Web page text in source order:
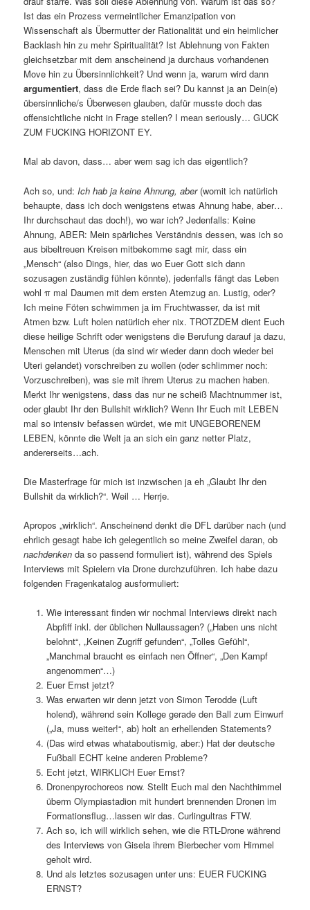
Ist das ein Prozess vermeintlicher Emanzipation von
Wissenschaft als Übermutter der Rationalität und ein heimlicher
Backlash hin zu mehr Spiritualität? Ist Ablehnung von Fakten
gleichsetzbar mit dem anscheinend ja durchaus vorhandenen
Move hin zu Übersinnlichkeit? Und wenn ja, warum wird dann
argumentiert, dass die Erde flach sei? Du kannst ja an Dein(e)
übersinnliche/s Überwesen glauben, dafür musste doch das
offensichtliche nicht in Frage stellen? I mean seriously… GUCK
ZUM FUCKING HORIZONT EY.
Mal ab davon, dass… aber wem sag ich das eigentlich?
Ach so, und: Ich hab ja keine Ahnung, aber (womit ich natürlich
behaupte, dass ich doch wenigstens etwas Ahnung habe, aber…
Ihr durchschaut das doch!), wo war ich? Jedenfalls: Keine
Ahnung, ABER: Mein spärliches Verständnis dessen, was ich so
aus bibeltreuen Kreisen mitbekomme sagt mir, dass ein
„Mensch“ (also Dings, hier, das wo Euer Gott sich dann
sozusagen zuständig fühlen könnte), jedenfalls fängt das Leben
wohl π mal Daumen mit dem ersten Atemzug an. Lustig, oder?
Ich meine Föten schwimmen ja im Fruchtwasser, da ist mit
Atmen bzw. Luft holen natürlich eher nix. TROTZDEM dient Euch
diese heilige Schrift oder wenigstens die Berufung darauf ja dazu,
Menschen mit Uterus (da sind wir wieder dann doch wieder bei
Uteri gelandet) vorschreiben zu wollen (oder schlimmer noch:
Vorzuschreiben), was sie mit ihrem Uterus zu machen haben.
Merkt Ihr wenigstens, dass das nur ne scheiß Machtnummer ist,
oder glaubt Ihr den Bullshit wirklich? Wenn Ihr Euch mit LEBEN
mal so intensiv befassen würdet, wie mit UNGEBORENEM
LEBEN, könnte die Welt ja an sich ein ganz netter Platz,
andererseits…ach.
Die Masterfrage für mich ist inzwischen ja eh „Glaubt Ihr den
Bullshit da wirklich?“. Weil … Herrje.
Apropos „wirklich“. Anscheinend denkt die DFL darüber nach (und
ehrlich gesagt habe ich gelegentlich so meine Zweifel daran, ob
nachdenkenda so passend formuliert ist), während des Spiels
Interviews mit Spielern via Drone durchzuführen. Ich habe dazu
folgenden Fragenkatalog ausformuliert:
Wie interessant finden wir nochmal Interviews direkt nach
Abpfiff inkl. der üblichen Nullaussagen? („Haben uns nicht
belohnt“, „Keinen Zugriff gefunden“, „Tolles Gefühl“,
„Manchmal braucht es einfach nen Öffner“, „Den Kampf
angenommen“…)
Euer Ernst jetzt?
Was erwarten wir denn jetzt von Simon Terodde (Luft
holend), während sein Kollege gerade den Ball zum Einwurf
(„Ja, muss weiter!“, ab) holt an erhellenden Statements?
(Das wird etwas whataboutismig, aber:) Hat der deutsche
Fußball ECHT keine anderen Probleme?
Echt jetzt, WIRKLICH Euer Ernst?
Dronenpyrochoreos now. Stellt Euch mal den Nachthimmel
überm Olympiastadion mit hundert brennenden Dronen im
Formationsflug…lassen wir das. Curlingultras FTW.
Ach so, ich will wirklich sehen, wie die RTL-Drone während
des Interviews von Gisela ihrem Bierbecher vom Himmel
geholt wird.
Und als letztes sozusagen unter uns: EUER FUCKING
ERNST?